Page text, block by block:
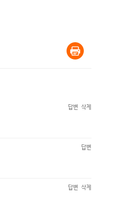
답변 삭제
답변
답변 삭제